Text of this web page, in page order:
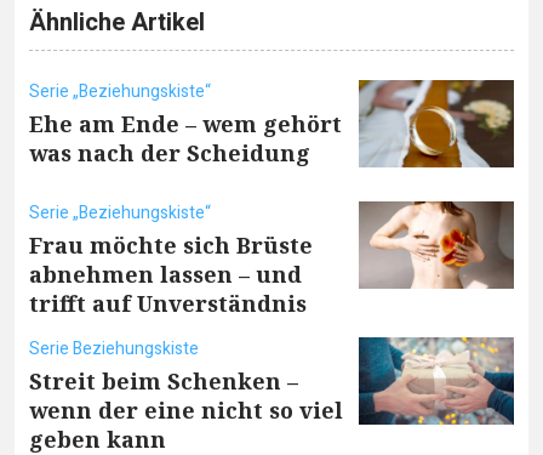
Ähnliche Artikel
Serie „Beziehungskiste“
Ehe am Ende – wem gehört
was nach der Scheidung
Serie „Beziehungskiste“
Frau möchte sich Brüste
abnehmen lassen – und
trifft auf Unverständnis
Serie Beziehungskiste
Streit beim Schenken –
wenn der eine nicht so viel
geben kann